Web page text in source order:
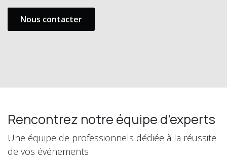
Nous contacter
Rencontrez notre équipe d'experts
Une équipe de professionnels dédiée à la réussite
de vos événements